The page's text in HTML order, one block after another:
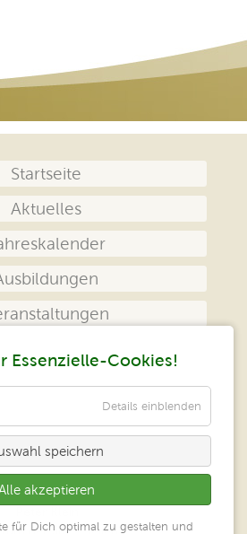
Startseite
Aktuelles
Kontakt
geistiges Heilen
Essenzielle-Cookies!
Details einblenden
speichern
akzeptieren
für Dich optimal zu gestalten und